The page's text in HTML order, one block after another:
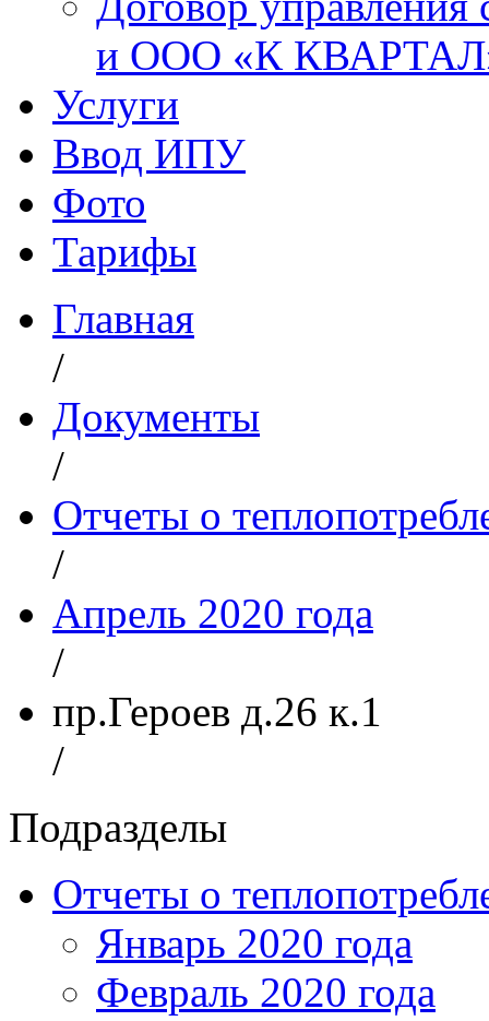
и ООО «К
Услуги
Ввод ИПУ
Фото
Тарифы
Главная
/
Документы
/
Отчеты о
/
Апрель 2020 года
/
пр.Героев д.26 к.1
/
Подразделы
Отчеты о
Январь 2020 года
Февраль 2020 года